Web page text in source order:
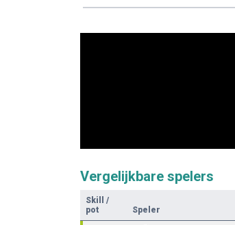
Vergelijkbare spelers
Skill
/
pot
Speler